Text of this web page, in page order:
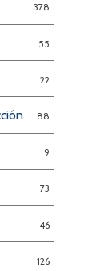
378
55
22
88
9
73
46
126